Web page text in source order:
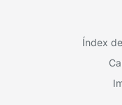
Índex